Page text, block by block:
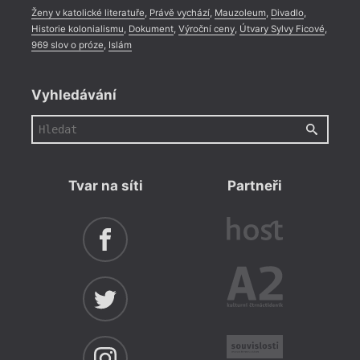
Ženy v katolické literatuře, Právě vychází, Mauzoleum, Divadlo,
Historie kolonialismu, Dokument, Výroční ceny, Útvary Sylvy Ficové,
969 slov o próze, Islám
Vyhledávání
Tvar na síti Partneři